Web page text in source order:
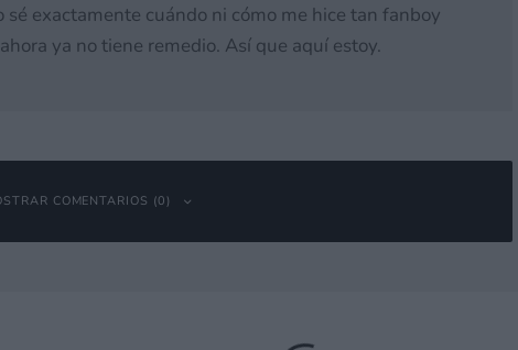
sé exactamente cuándo ni cómo me hice tan fanboy
ya no tiene remedio. Así que aquí estoy.
COMENTARIOS (0)